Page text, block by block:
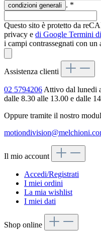
condizioni generali . *
Questo sito è protetto da
privacy e di Google Termini
i campi contrassegnati con
Assistenza clienti
02 5794206Attivo dal lunedi
dalle 8.30 alle 13.00 e dalle
Oppure tramite il nostro
Il mio account
Accedi/Registrati
I miei ordini
La mia wishlist
I miei dati
Shop online